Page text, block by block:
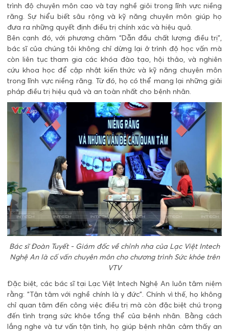
trình độ chuyên môn cao và tay nghề giỏi trong lĩnh vực niềng
răng. Sự hiểu biết sâu rộng và kỹ năng chuyên môn giúp họ
đưa ra những quyết định điều trị chính xác và hiệu quả.
Bên cạnh đó, với phương châm “Dẫn đầu chất lượng điều trị”,
bác sĩ của chúng tôi không chỉ dừng lại ở trình độ học vấn mà
còn liên tục tham gia các khóa đào tạo, hội thảo, và nghiên
cứu khoa học để cập nhật kiến thức và kỹ năng chuyên môn
trong lĩnh vực niềng răng. Từ đó, họ có thể mang lại những giải
pháp điều trị hiệu quả và an toàn nhất cho bệnh nhân.
Bác sĩ Đoàn Tuyết - Giám đốc về chỉnh nha của Lạc Việt Intech
Nghệ An là cố vấn chuyên môn cho chương trình Sức khỏe trên
VTV
Đặc biệt, các bác sĩ tại Lạc Việt Intech Nghệ An luôn tâm niệm
rằng: “Tận tâm với nghề chính là y đức”. Chính vì thế, họ không
chỉ quan tâm đến công việc điều trị mà còn đặc biệt chú trọng
đến tình trạng sức khỏe tổng thể của bệnh nhân. Bằng cách
lắng nghe và tư vấn tận tình, họ giúp bệnh nhân cảm thấy an